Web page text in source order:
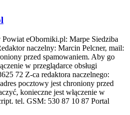
eOborniki.pl: Marpe Siedziba
naczelny: Marcin Pelcner, mail:
przed spamowaniem. Aby go
w przeglądarce obsługi
72 Z-ca redaktora naczelnego:
pocztowy jest chroniony przed
konieczne jest włączenie w
tel. GSM: 530 87 10 87 Portal